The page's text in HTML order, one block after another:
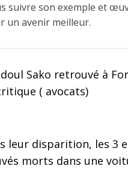
suivre son exemple et
un avenir meilleur.
Sako retrouvé à
( avocats)
leur disparition, les 3
morts dans une